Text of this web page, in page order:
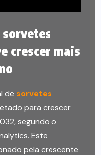
sorvetes
crescer mais
de sorvetes
para crescer
segundo o
Este
pela crescente